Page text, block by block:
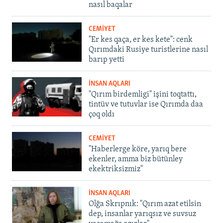
nasıl baqalar
CEMİYET
"Er kes qaça, er kes kete": cenk
Qırımdaki Rusiye turistlerine nasıl
barıp yetti
İNSAN AQLARI
"Qırım birdemligi" işini toqtattı,
tintüv ve tutuvlar ise Qırımda daa
çoq oldı
CEMİYET
"Haberlerge köre, yarıq bere
ekenler, amma biz bütünley
ekektriksizmiz"
İNSAN AQLARI
Olğa Skrıpnık: "Qırım azat etilsin
dep, insanlar yarıqsız ve suvsuz